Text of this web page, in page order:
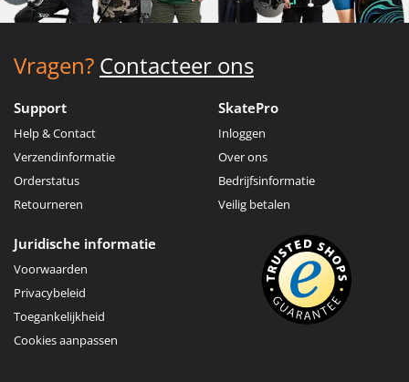
Vragen? Contacteer ons
Support
Help & Contact
Verzendinformatie
Orderstatus
Retourneren
SkatePro
Inloggen
Over ons
Bedrijfsinformatie
Veilig betalen
Juridische informatie
Voorwaarden
Privacybeleid
Toegankelijkheid
Cookies aanpassen